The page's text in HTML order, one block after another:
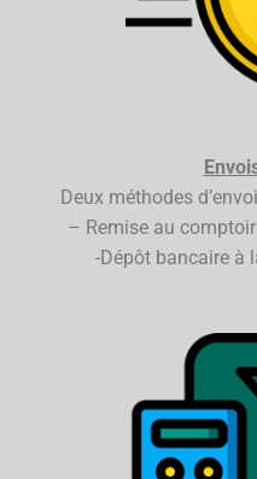
Deux méthodes
– Remise au
-Dépôt bancaire à